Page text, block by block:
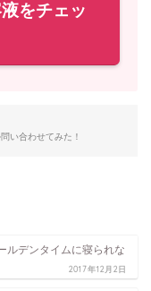
をチェッ
い合わせてみた！
ルデンタイムに寝られな
2017年12月2日